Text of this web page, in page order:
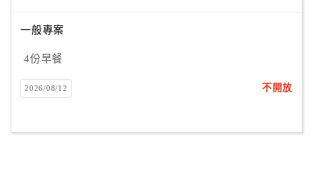
一般專案
4份早餐
2026/08/12 不開放